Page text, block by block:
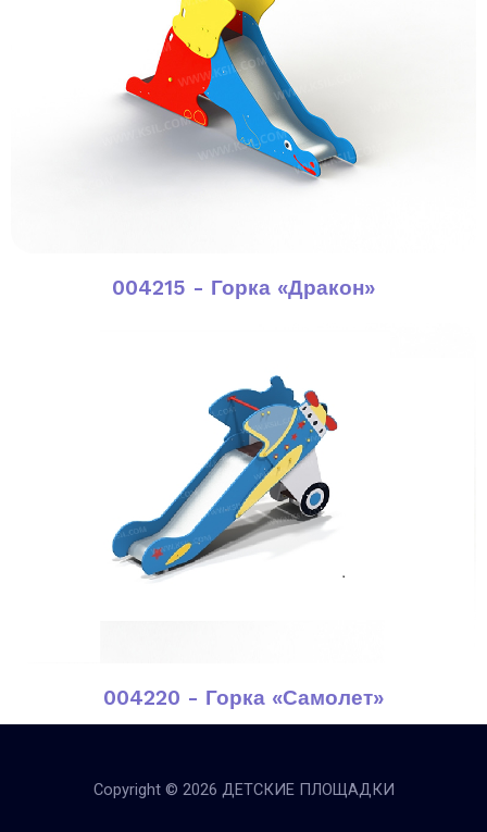
004215 - Горка «Дракон»
004220 - Горка «Самолет»
Copyright © 2026 ДЕТСКИЕ ПЛОЩАДКИ